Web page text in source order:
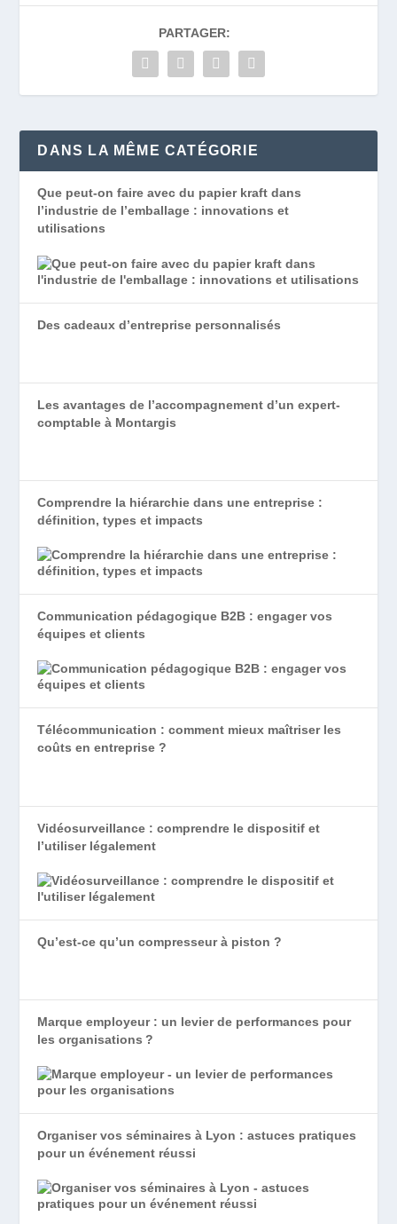
PARTAGER:
DANS LA MÊME CATÉGORIE
Que peut-on faire avec du papier kraft dans
l’industrie de l’emballage : innovations et
utilisations
Des cadeaux d’entreprise personnalisés
Les avantages de l’accompagnement d’un expert-
comptable à Montargis
Comprendre la hiérarchie dans une entreprise :
définition, types et impacts
Communication pédagogique B2B : engager vos
équipes et clients
Télécommunication : comment mieux maîtriser les
coûts en entreprise ?
Vidéosurveillance : comprendre le dispositif et
l’utiliser légalement
Qu’est-ce qu’un compresseur à piston ?
Marque employeur : un levier de performances pour
les organisations ?
Organiser vos séminaires à Lyon : astuces pratiques
pour un événement réussi